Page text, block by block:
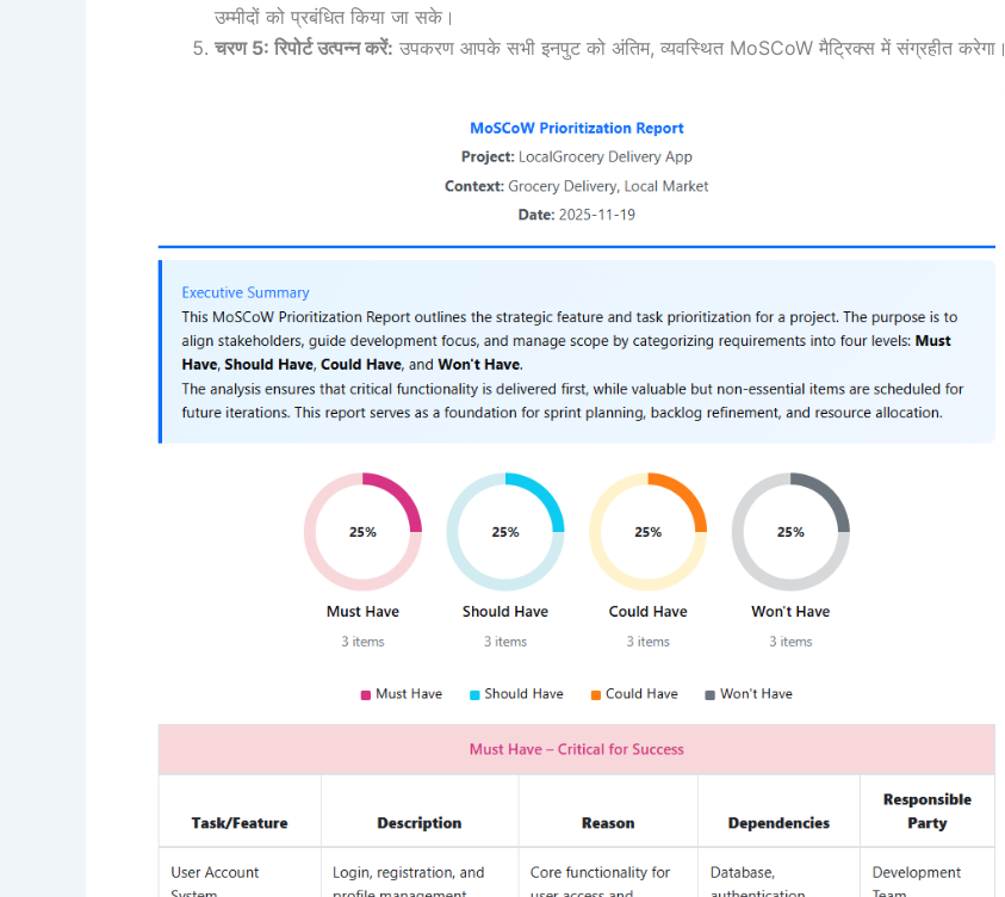
उम्मीदों को प्रबंधित किया जा सके।
चरण 5: रिपोर्ट उत्पन्न करें: उपकरण आपके सभी इनपुट को अंतिम, व्यवस्थित MoSCoW मैट्रिक्स में संग्रहीत करेगा।